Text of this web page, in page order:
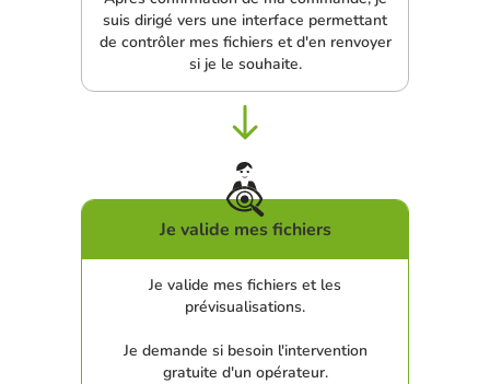
suis dirigé vers une interface permettant
de contrôler mes fichiers et d'en renvoyer
si je le souhaite.
Je valide mes fichiers
Je valide mes fichiers et les
prévisualisations.
Je demande si besoin l'intervention
gratuite d'un opérateur.